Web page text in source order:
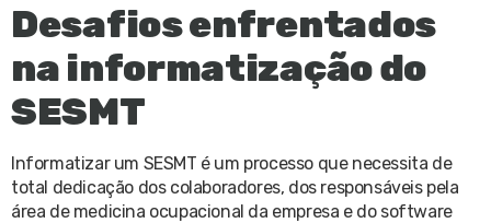
Desafios enfrentados
na informatização do
SESMT
Informatizar um SESMT é um processo que necessita de
total dedicação dos colaboradores, dos responsáveis pela
área de medicina ocupacional da empresa e do software